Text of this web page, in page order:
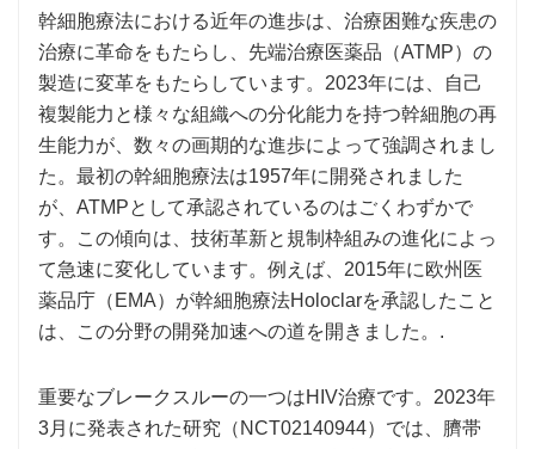
幹細胞療法における近年の進歩は、治療困難な疾患の
治療に革命をもたらし、先端治療医薬品（ATMP）の
製造に変革をもたらしています。2023年には、自己
複製能力と様々な組織への分化能力を持つ幹細胞の再
生能力が、数々の画期的な進歩によって強調されまし
た。最初の幹細胞療法は1957年に開発されました
が、ATMPとして承認されているのはごくわずかで
す。この傾向は、技術革新と規制枠組みの進化によっ
て急速に変化しています。例えば、2015年に欧州医
薬品庁（EMA）が幹細胞療法Holoclarを承認したこと
は、この分野の開発加速への道を開きました。.
重要なブレークスルーの一つはHIV治療です。2023年
3月に発表された研究（NCT02140944）では、臍帯